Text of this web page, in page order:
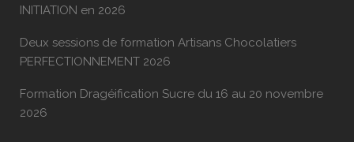
INITIATION en 2026
Deux sessions de formation Artisans Chocolatiers
PERFECTIONNEMENT 2026
Formation Dragéification Sucre du 16 au 20 novembre
2026